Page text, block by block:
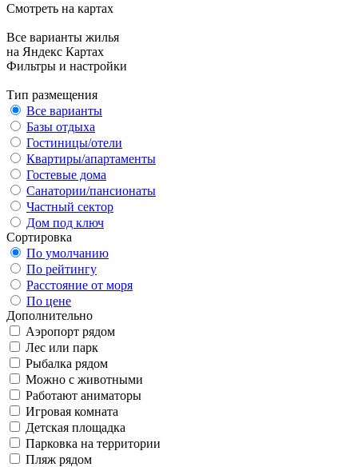
Смотреть на картах
Все варианты жилья
на Яндекс Картах
Фильтры и настройки
Тип размещения
Все варианты
Базы отдыха
Гостиницы/отели
Квартиры/апартаменты
Гостевые дома
Санатории/пансионаты
Частный сектор
Дом под ключ
Сортировка
По умолчанию
По рейтингу
Расстояние от моря
По цене
Дополнительно
Аэропорт рядом
Лес или парк
Рыбалка рядом
Можно с животными
Работают аниматоры
Игровая комната
Детская площадка
Парковка на территории
Пляж рядом